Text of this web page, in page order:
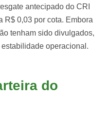
antecipado do CRI
R$ 0,03 por cota. Embora
tenham sido divulgados,
operacional.
do